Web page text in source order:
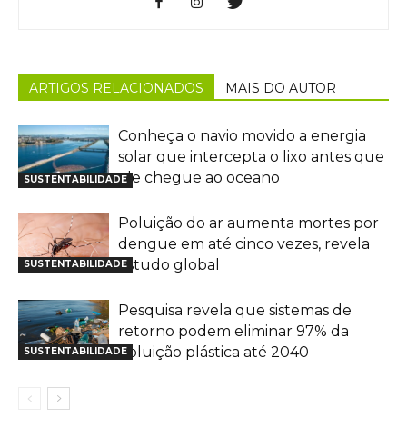
ARTIGOS RELACIONADOS MAIS DO AUTOR
SUSTENTABILIDADE
Conheça o navio movido a energia
solar que intercepta o lixo antes que
ele chegue ao oceano
SUSTENTABILIDADE
Poluição do ar aumenta mortes por
dengue em até cinco vezes, revela
estudo global
SUSTENTABILIDADE
Pesquisa revela que sistemas de
retorno podem eliminar 97% da
poluição plástica até 2040